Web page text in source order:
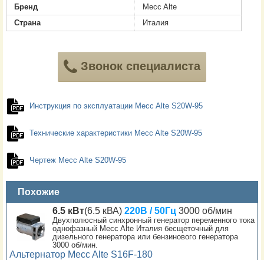
Бренд
Mecc Alte
Страна
Италия
Звонок специалиста
Инструкция по эксплуатации Mecc Alte S20W-95
Технические характеристики Mecc Alte S20W-95
Чертеж Mecc Alte S20W-95
Похожие
6.5 кВт(6.5 кВА) 220В / 50Гц 3000 об/мин
Двухполюсный синхронный генератор переменного тока
однофазный Mecc Alte Италия бесщеточный для
дизельного генератора или бензинового генератора
3000 об/мин.
Альтернатор Mecc Alte S16F-180